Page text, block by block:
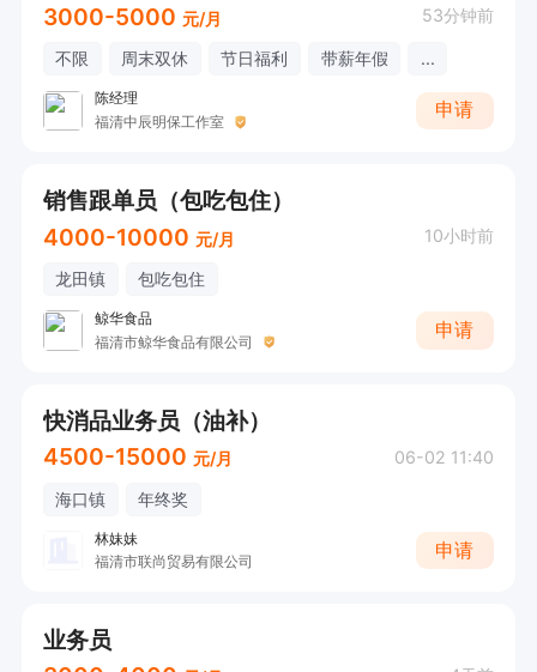
3000-5000 元/月 53分钟前
不限 周末双休 节日福利 带薪年假 ...
陈经理
福清中辰明保工作室
申请
销售跟单员（包吃包住）
4000-10000 元/月 10小时前
龙田镇 包吃包住
鲸华食品
福清市鲸华食品有限公司
申请
快消品业务员（油补）
4500-15000 元/月 06-02 11:40
海口镇 年终奖
林妹妹
福清市联尚贸易有限公司
申请
业务员